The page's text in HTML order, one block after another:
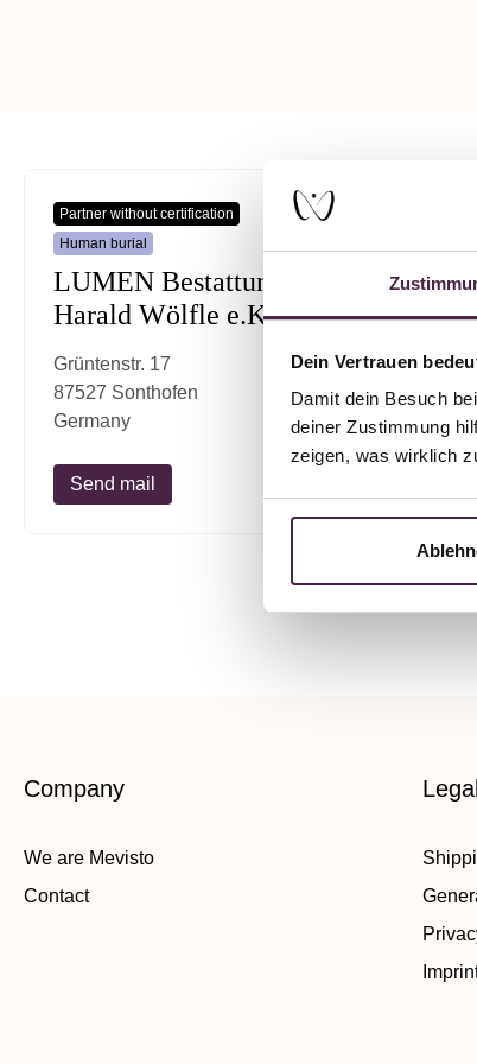
Dein Vertrauen
Damit dein Besuch
deiner Zustimmung
zeigen, was wirklich
Partner without certification
Human burial
LUMEN Bestattungen
Harald Wölfle e.K.
Grüntenstr. 17
87527 Sonthofen
Germany
Send mail
Company
We are Mevisto
Contact